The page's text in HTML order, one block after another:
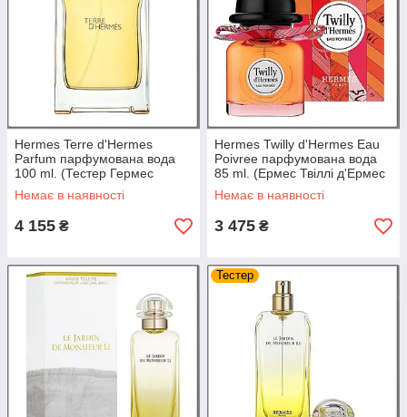
Hermes Terre d'Hermes
Parfum парфумована вода
100 ml. (Тестер Гермес
Терра Д'Гермес Парфум)
Немає в наявності
4 155 ₴
Hermes Twilly d'Hermes Eau
Poivree парфумована вода
85 ml. (Ермес Твіллі д'Ермес
Еау Поівре)
Немає в наявності
3 475 ₴
Тестер